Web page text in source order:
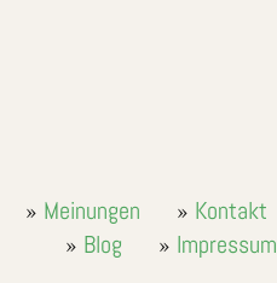
Meinungen Kontakt
Blog
Impressum